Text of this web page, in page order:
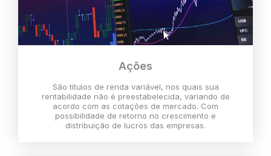
Ações
São títulos de renda variável, nos quais sua
rentabilidade não é preestabelecida, variando de
acordo com as cotações de mercado. Com
possibilidade de retorno no crescimento e
distribuição de lucros das empresas.